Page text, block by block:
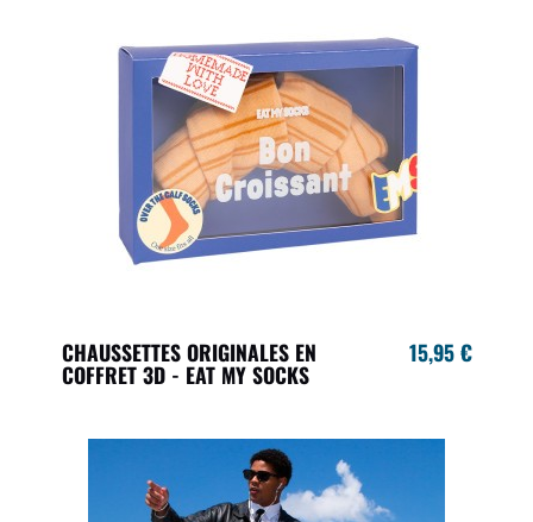
CHAUSSETTES ORIGINALES EN
COFFRET 3D - EAT MY SOCKS
15,95 €